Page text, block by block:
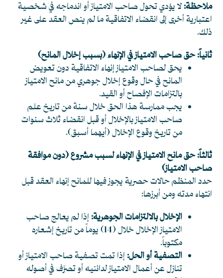
ملاحظة:لا يؤدي تحول صاحب الامتياز أو اندماجه في شخصية
اعتبارية أخرى إلى انقضاء الاتفاقية ما لم ينص العقد على غير
ذلك.
ثانياً: حق صاحب الامتياز في الإنهاء (بسبب إخلال المانح)
يحق لصاحب الامتياز إنهاء الاتفاقية دون تعويض
المانح في حال وقوع إخلال جوهري من مانح الامتياز
بالتزامات الإفصاح أو القيد.
يجب ممارسة هذا الحق خلال سنة من تاريخ علم
صاحب الامتياز بالإخلال أو قبل انقضاء ثلاث سنوات
من تاريخ وقوع الإخلال (أيهما أسبق).
ثالثاً: حق مانح الامتياز في الإنهاء لسبب مشروع (دون موافقة
صاحب الامتياز)
حدد المنظم حالات حصرية يجوز فيها للمانح إنهاء العقد قبل
انتهاء مدته ومن أبرزها:
الإخلال بالالتزامات الجوهرية:إذا لم يعالج صاحب
الامتياز الإخلال خلال (14) يوماً من تاريخ إشعاره
مكتوباً.
التصفية أو الحل:إذا تمت تصفية صاحب الامتياز أو
تنازل عن أعمال الامتياز لدائنيه أو تصرَّف في أصوله